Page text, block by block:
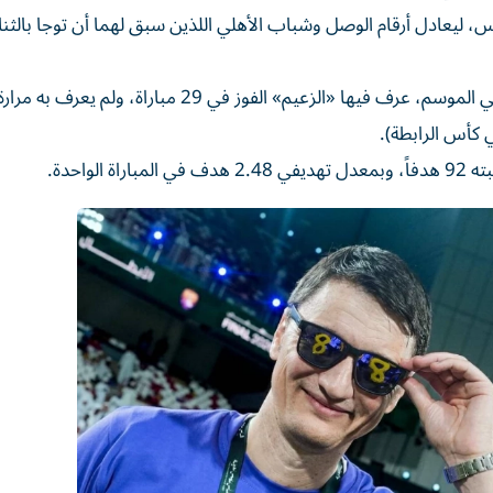
ليعادل أرقام الوصل وشباب الأهلي اللذين سبق لهما أن توجا
وبلغ العين ليلة الختام السعيدة، بعد رحلة امتدت 37 مباراة في الموسم، عرف فيها «الزعيم» الفوز
الرابطة).